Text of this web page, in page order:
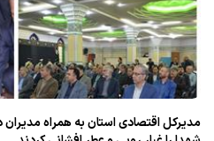
مدیركل اقتصادی استان به همراه مدیران